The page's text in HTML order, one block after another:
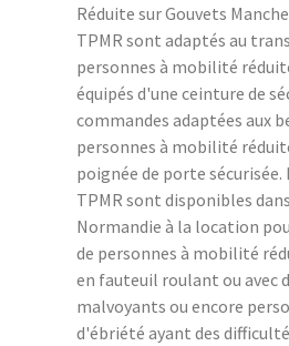
Réduite sur Gouvets
TPMR sont adaptés au
personnes à mobilité
équipés d'une ceinture de
commandes adaptées aux
personnes à mobilité
poignée de porte sécurisée.
TPMR sont disponibles
Normandie à la location
de personnes à mobilité
en fauteuil roulant ou avec
malvoyants ou encore
d'ébriété ayant des